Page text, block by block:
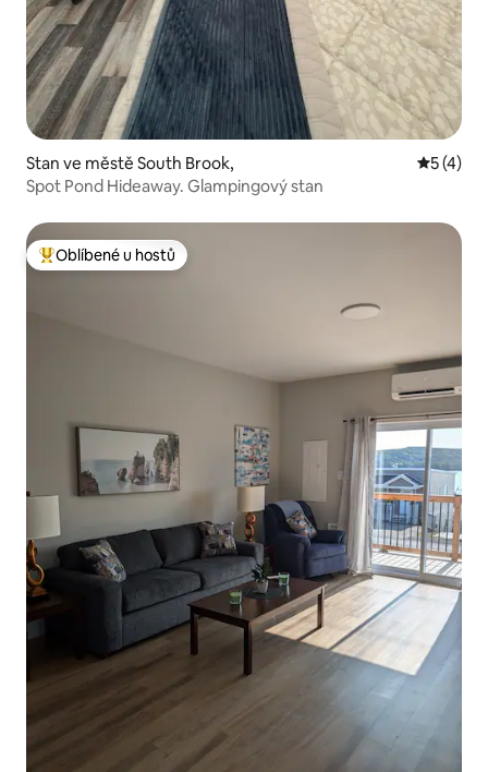
Stan ve městě South Brook,
5 (4)
Spot Pond Hideaway. Glampingový stan
Nejlepší v kategorii Oblíbené u hostů
Oblíbené u hostů